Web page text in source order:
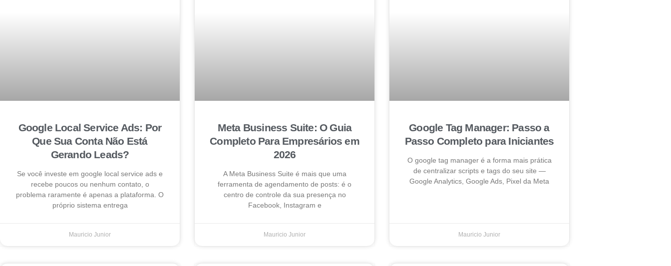
Google Local Service Ads: Por
Que Sua Conta Não Está
Gerando Leads?
Se você investe em google local service ads e
recebe poucos ou nenhum contato, o
problema raramente é apenas a plataforma. O
próprio sistema entrega
Mauricio Junior
Meta Business Suite: O Guia
Completo Para Empresários em
2026
A Meta Business Suite é mais que uma
ferramenta de agendamento de posts: é o
centro de controle da sua presença no
Facebook, Instagram e
Mauricio Junior
Google Tag Manager: Passo a
Passo Completo para Iniciantes
O google tag manager é a forma mais prática
de centralizar scripts e tags do seu site —
Google Analytics, Google Ads, Pixel da Meta
Mauricio Junior